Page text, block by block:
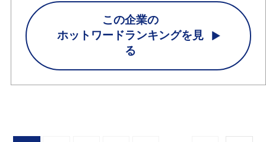
この企業の
ホットワードランキングを見
る